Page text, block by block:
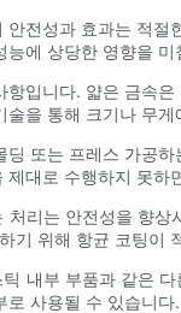
안전성과 효과는 적
에 상당한 영향을 미
항입니다. 얇은 금속
술을 통해 크기나 무
딩 또는 프레스 가공
제대로 수행하지 못
처리는 안전성을 향
기 위해 항균 코팅이
내부 부품과 같은
로 사용될 수 있습니다.